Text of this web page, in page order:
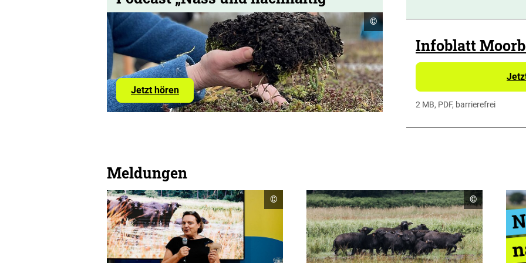
Jetzt hören
Copyright
Informationen
öffnen
©
Infoblatt
2 MB, PDF, barrierefrei
Meldungen
Copyright
Informationen
©
Copyright
öffnen
©